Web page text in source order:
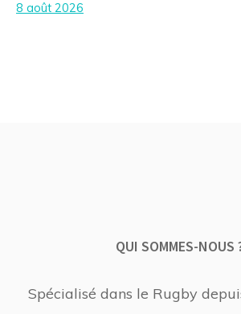
8 août 2026
QUI SOMMES-NOUS
Spécialisé dans le Rugby